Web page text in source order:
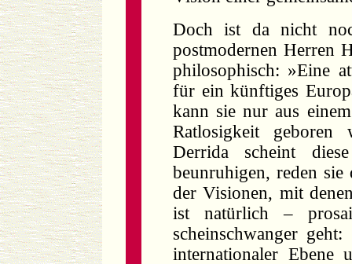
Doch ist da nicht
postmodernen Herren
philosophisch: »Eine
für ein künftiges
kann sie nur aus
Ratlosigkeit geboren
Derrida scheint
beunruhigen, reden
der Visionen, mit
ist natürlich –
scheinschwanger
internationaler